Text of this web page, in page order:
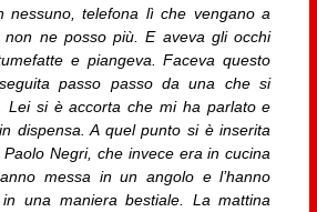
nessuno, telefona lì che vengano a
non ne posso più. E aveva gli occhi
e piangeva. Faceva questo
passo passo da una che si
Lei si è accorta che mi ha parlato e
dispensa. A quel punto si è inserita
Negri, che invece era in cucina
messa in un angolo e l’hanno
una maniera bestiale. La mattina